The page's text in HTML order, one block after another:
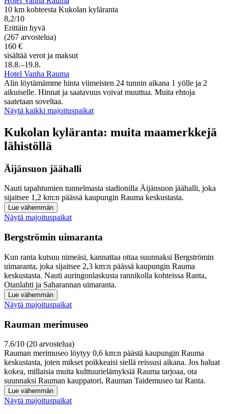
10 km kohteesta Kukolan kyläranta
8,2/10
Erittäin hyvä
(267 arvostelua)
160 €
sisältää verot ja maksut
18.8.–19.8.
Hotel Vanha Rauma
Alin löytämämme hinta viimeisten 24 tunnin aikana 1 yölle ja 2
aikuiselle. Hinnat ja saatavuus voivat muuttua. Muita ehtoja
saatetaan soveltaa.
Näytä kaikki majoituspaikat
Kukolan kyläranta: muita maamerkkejä
lähistöllä
Äijänsuon jäähalli
Nauti tapahtumien tunnelmasta stadionilla Äijänsuon jäähalli, joka
sijaitsee 1,2 km:n päässä kaupungin Rauma keskustasta.
Lue vähemmän
Näytä majoituspaikat
Bergströmin uimaranta
Kun ranta kutsuu nimeäsi, kannattaa ottaa suunnaksi Bergströmin
uimaranta, joka sijaitsee 2,3 km:n päässä kaupungin Rauma
keskustasta. Nauti auringonlaskusta rannikolla kohteissa Ranta,
Otanlahti ja Saharannan uimaranta.
Lue vähemmän
Näytä majoituspaikat
Rauman merimuseo
7.6/10 (20 arvostelua)
Rauman merimuseo löytyy 0,6 km:n päästä kaupungin Rauma
keskustasta, joten mikset poikkeaisi siellä reissusi aikana. Jos haluat
kokea, millaisia muita kulttuurielämyksiä Rauma tarjoaa, ota
suunnaksi Rauman kauppatori, Rauman Taidemuseo tai Ranta.
Lue vähemmän
Näytä majoituspaikat